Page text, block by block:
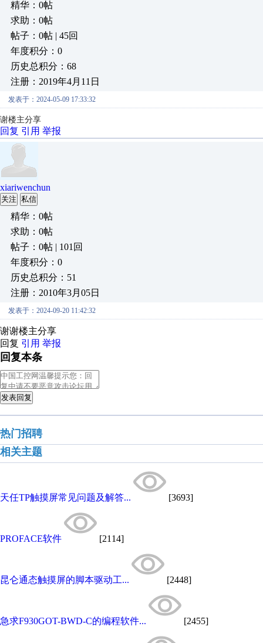
精华：0帖
求助：0帖
帖子：0帖 | 45回
年度积分：0
历史总积分：68
注册：2019年4月11日
发表于：2024-05-09 17:33:32
谢楼主分享
回复 引用 举报
xiariwenchun
关注 私信
精华：0帖
求助：0帖
帖子：0帖 | 101回
年度积分：0
历史总积分：51
注册：2010年3月05日
发表于：2024-09-20 11:42:32
谢谢楼主分享
回复 引用 举报
回复本条
发表回复
热门招聘
相关主题
天任TP触摸屏常见问题及解答... [3693]
PROFACE软件 [2114]
昆仑通态触摸屏的脚本驱动工... [2448]
急求F930GOT-BWD-C的编程软件... [2455]